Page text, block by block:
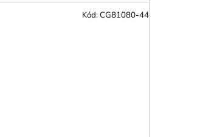
Kód:CG81080-44